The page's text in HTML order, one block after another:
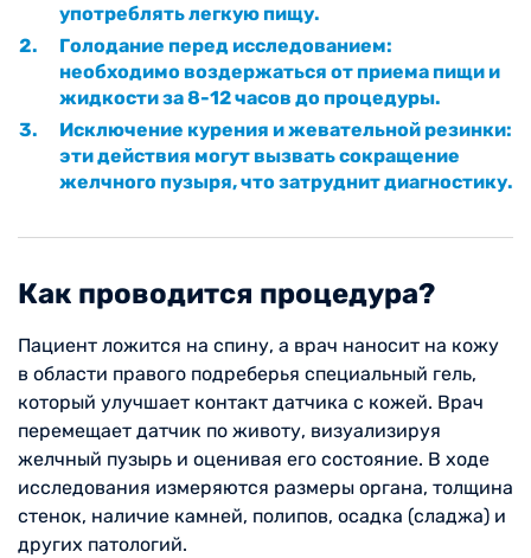
употреблять легкую пищу.
Голодание перед исследованием:
необходимо воздержаться от приема пищи и
жидкости за 8-12 часов до процедуры.
Исключение курения и жевательной резинки:
эти действия могут вызвать сокращение
желчного пузыря, что затруднит диагностику.
Как проводится процедура?
Пациент ложится на спину, а врач наносит на кожу
в области правого подреберья специальный гель,
который улучшает контакт датчика с кожей. Врач
перемещает датчик по животу, визуализируя
желчный пузырь и оценивая его состояние. В ходе
исследования измеряются размеры органа, толщина
стенок, наличие камней, полипов, осадка (сладжа) и
других патологий.